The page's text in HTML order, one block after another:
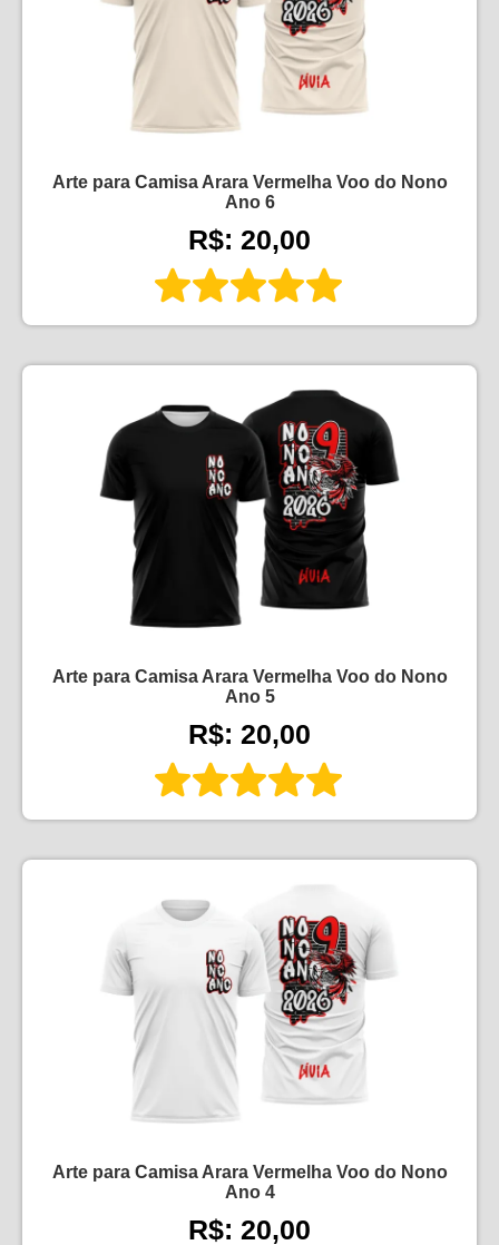
Arte para Camisa Arara Vermelha Voo do Nono
Ano 6
R$: 20,00
Arte para Camisa Arara Vermelha Voo do Nono
Ano 5
R$: 20,00
Arte para Camisa Arara Vermelha Voo do Nono
Ano 4
R$: 20,00